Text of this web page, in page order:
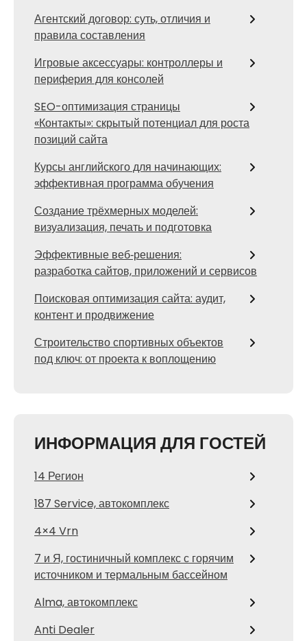
Агентский договор: суть, отличия и
правила составления
Игровые аксессуары: контроллеры и
периферия для консолей
SEO-оптимизация страницы
«Контакты»: скрытый потенциал для роста
позиций сайта
Курсы английского для начинающих:
эффективная программа обучения
Создание трёхмерных моделей:
визуализация, печать и подготовка
Эффективные веб‑решения:
разработка сайтов, приложений и сервисов
Поисковая оптимизация сайта: аудит,
контент и продвижение
Строительство спортивных объектов
под ключ: от проекта к воплощению
ИНФОРМАЦИЯ ДЛЯ ГОСТЕЙ
14 Регион
187 Service, автокомплекс
4×4 Vrn
7 и Я, гостиничный комплекс с горячим
источником и термальным бассейном
Alma, автокомплекс
Anti Dealer